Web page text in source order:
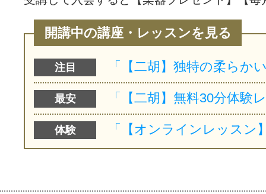
開講中の講座・レッスンを見る
注目
最安
体験